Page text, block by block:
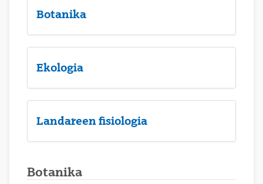
Botanika
Ekologia
Landareen fisiologia
Botanika